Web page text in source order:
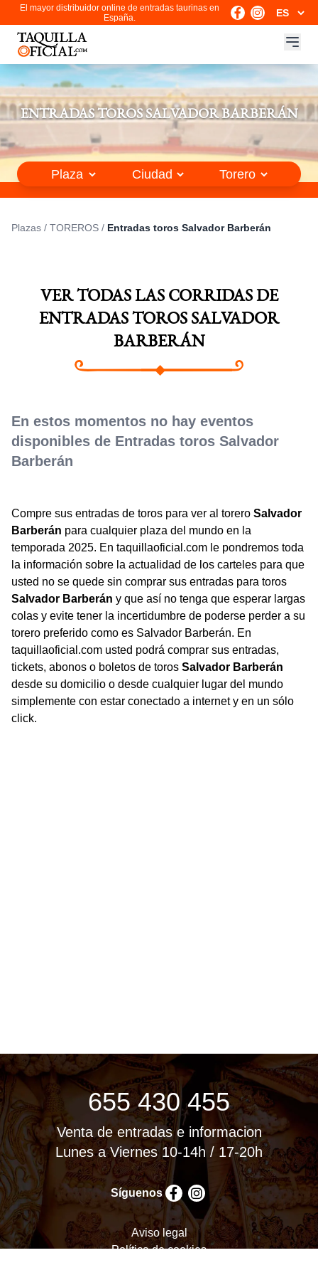
El mayor distribuidor online de entradas taurinas en
España.
ENTRADAS TOROS SALVADOR BARBERÁN
Plazas / TOREROS / Entradas toros Salvador Barberán
VER TODAS LAS CORRIDAS DE
ENTRADAS TOROS SALVADOR
BARBERÁN
En estos momentos no hay eventos
disponibles de Entradas toros Salvador
Barberán
Compre sus entradas de toros para ver al torero Salvador
Barberán para cualquier plaza del mundo en la
temporada 2025. En taquillaoficial.com le pondremos toda
la información sobre la actualidad de los carteles para que
usted no se quede sin comprar sus entradas para toros
Salvador Barberán y que así no tenga que esperar largas
colas y evite tener la incertidumbre de poderse perder a su
torero preferido como es Salvador Barberán. En
taquillaoficial.com usted podrá comprar sus entradas,
tickets, abonos o boletos de toros Salvador Barberán
desde su domicilio o desde cualquier lugar del mundo
simplemente con estar conectado a internet y en un sólo
click.
655 430 455
Venta de entradas e informacion
Lunes a Viernes 10-14h / 17-20h
Síguenos
Aviso legal
Política de cookies